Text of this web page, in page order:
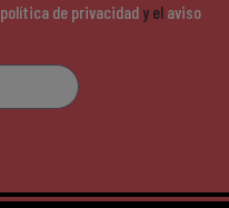
política de privacidad y el aviso